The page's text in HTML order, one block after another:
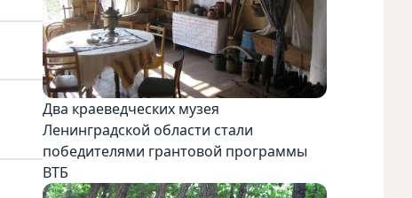
Два краеведческих музея
Ленинградской области стали
победителями грантовой программы
ВТБ